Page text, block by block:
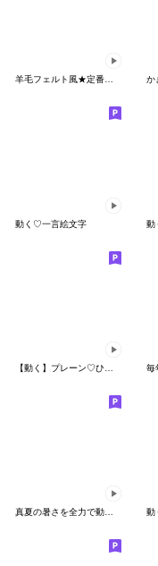
羊毛フェルト風★定番えもじ か
動く♡一言絵文字
真夏の暑さを全力で動いて伝える絵文字